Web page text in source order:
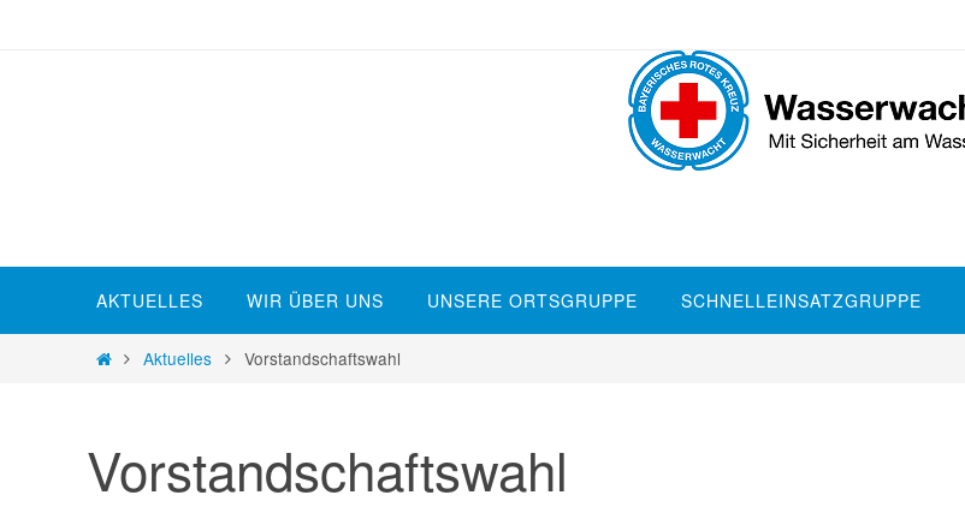
springen
AKTUELLES WIR ÜBER UNS UNSERE ORTSGRUPPE SCHNELLEINSATZGRUPPE
StartAktuelles Vorstandschaftswahl
Vorstandschaftswahl